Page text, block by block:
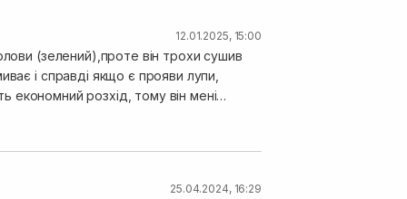
12.01.2025, 15:00
(зелений),проте він трохи сушив
і справді якщо є прояви лупи,
25.04.2024, 16:29